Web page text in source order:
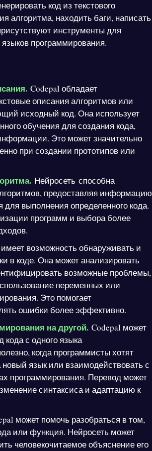
код из текстового
алгоритма, находить баги, написать
инструменты для
программирования.
Codepal обладает
описания алгоритмов или
исходный код. Она использует
обучения для создания кода,
Это может значительно
при создании прототипов или
Нейросеть способна
предоставляя информацию
для выполнения определенного кода.
программ и выбора более
возможность обнаруживать и
в коде. Она может анализировать
возможные проблемы,
переменных или
Это помогает
ошибки более эффективно.
на другой. Codepal может
кода с одного языка
когда программисты хотят
язык или взаимодействовать с
программирования. Перевод может
синтаксиса и адаптацию к
может помочь разобраться в том,
или функция. Нейросеть может
человекочитаемое объяснение его